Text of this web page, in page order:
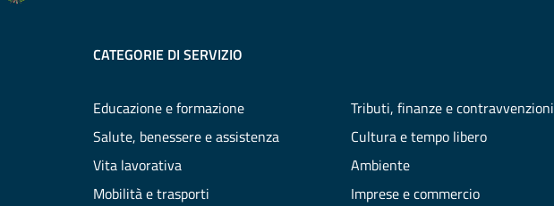
CATEGORIE DI SERVIZIO
Educazione e formazione
Salute, benessere e assistenza
Vita lavorativa
Mobilità e trasporti
Tributi, finanze e contravvenzioni
Cultura e tempo libero
Ambiente
Imprese e commercio